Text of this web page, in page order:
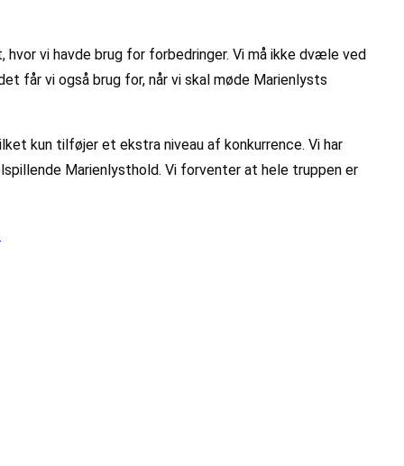
vi havde brug for forbedringer. Vi må ikke dvæle ved
får vi også brug for, når vi skal møde Marienlysts
kun tilføjer et ekstra niveau af konkurrence. Vi har
Marienlysthold. Vi forventer at hele truppen er